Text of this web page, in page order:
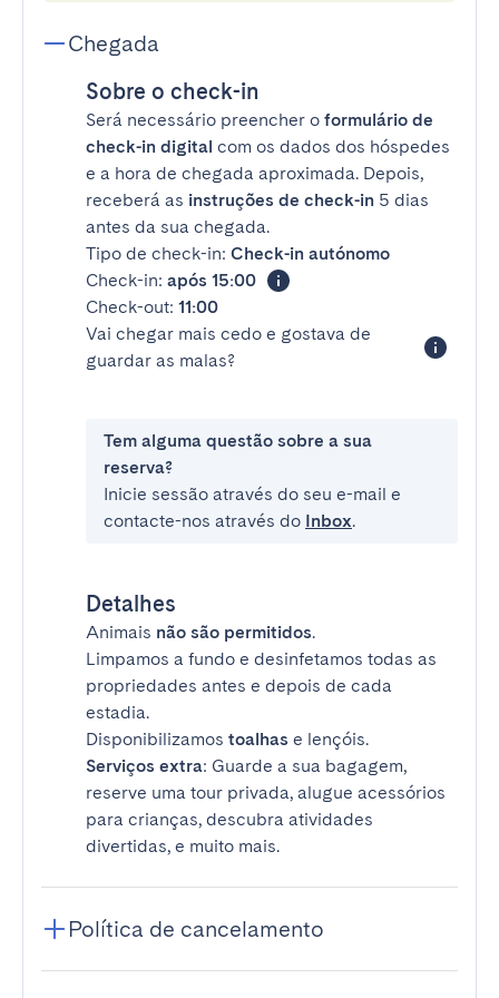
Chegada
Sobre o check-in
Será necessário preencher o formulário de
check-in digital com os dados dos hóspedes
e a hora de chegada aproximada. Depois,
receberá as instruções de check-in 5 dias
antes da sua chegada.
Tipo de check-in: Check-in autónomo
Check-in: após 15:00
Check-out: 11:00
Vai chegar mais cedo e gostava de
guardar as malas?
Tem alguma questão sobre a sua
reserva?
Inicie sessão através do seu e-mail e
contacte-nos através do Inbox.
Detalhes
Animais não são permitidos.
Limpamos a fundo e desinfetamos todas as
propriedades antes e depois de cada
estadia.
Disponibilizamos toalhas e lençóis.
Serviços extra: Guarde a sua bagagem,
reserve uma tour privada, alugue acessórios
para crianças, descubra atividades
divertidas, e muito mais.
Política de cancelamento